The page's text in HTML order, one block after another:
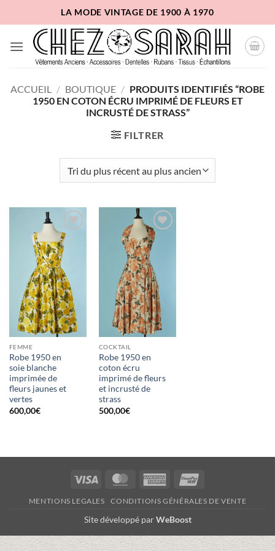
au
contenu
LA MODE VINTAGE DE 1900 À 1970
ACCUEIL / BOUTIQUE / PRODUITS IDENTIFIÉS “ROBE
1950 EN COTON ÉCRU IMPRIMÉ DE FLEURS ET
INCRUSTÉ DE STRASS”
FILTRER
Ajouter
à la liste
d'envies
FEMME
Robe 1950 en
soie blanche
imprimée de
fleurs jaunes et
vertes
600,00€
Ajouter
à la liste
d'envies
COCKTAIL
Robe 1950 en
coton écru
imprimé de fleurs
et incrusté de
strass
500,00€
Visa MasterCardAmerican
MENTIONS LEGALES CONDITIONS GÉNÉRALES DE VENTE
Site développé parWeBoost